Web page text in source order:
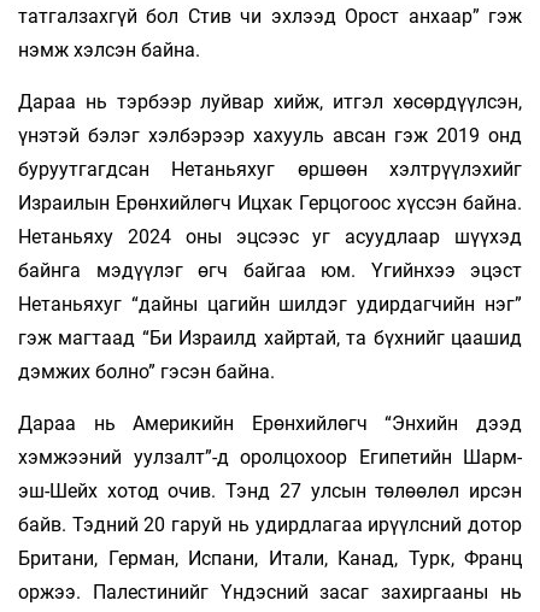
татгалзахгүй бол Стив чи эхлээд Орост анхаар” гэж
нэмж хэлсэн байна.
Дараа нь тэрбээр луйвар хийж, итгэл хөсөрдүүлсэн,
үнэтэй бэлэг хэлбэрээр хахууль авсан гэж 2019 онд
буруутгагдсан Нетаньяхуг өршөөн хэлтрүүлэхийг
Израилын Ерөнхийлөгч Ицхак Герцогоос хүссэн байна.
Нетаньяху 2024 оны эцсээс уг асуудлаар шүүхэд
байнга мэдүүлэг өгч байгаа юм. Үгийнхээ эцэст
Нетаньяхуг “дайны цагийн шилдэг удирдагчийн нэг”
гэж магтаад “Би Израилд хайртай, та бүхнийг цаашид
дэмжих болно” гэсэн байна.
Дараа нь Америкийн Ерөнхийлөгч “Энхийн дээд
хэмжээний уулзалт”-д оролцохоор Египетийн Шарм-
эш-Шейх хотод очив. Тэнд 27 улсын төлөөлөл ирсэн
байв. Тэдний 20 гаруй нь удирдлагаа ирүүлсний дотор
Британи, Герман, Испани, Итали, Канад, Турк, Франц
оржээ. Палестинийг Үндэсний засаг захиргааны нь